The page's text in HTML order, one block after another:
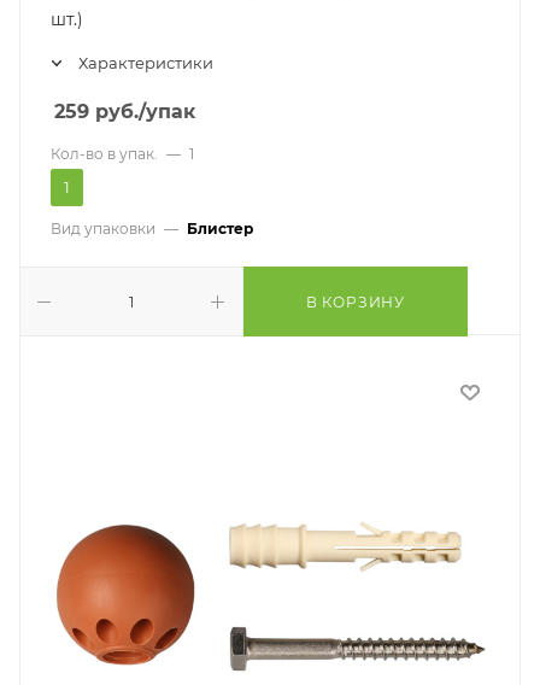
шт.)
Характеристики
259 руб./упак
Кол-во в упак. — 1
1
Вид упаковки — Блистер
В КОРЗИНУ